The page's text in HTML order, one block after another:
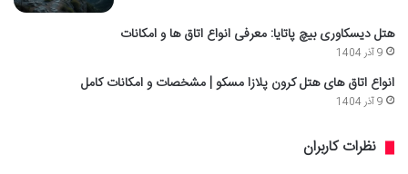
هتل دیسکاوری بیچ پاتایا: معرفی انواع اتاق ها و امکانات
9 آذر 1404
انواع اتاق های هتل کرون پلازا مسکو | مشخصات و امکانات کامل
9 آذر 1404
نظرات کاربران